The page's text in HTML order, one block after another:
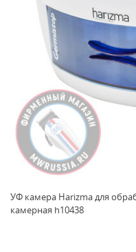
УФ камера Harizma для
камерная h10438